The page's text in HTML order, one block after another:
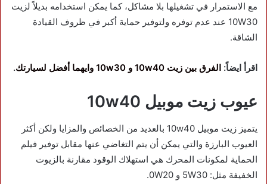
مع الاستمرار في تشغيلها بلا مشاكل، كما يمكن استخدامه بديلاً لزيت
10W30 عند عدم توفره ولتوفير حماية أكبر في ظروف القيادة
الشاقة.
اقرأ ايضاً: الفرق بين زيت 10w40 و 10w30 وايهما أفضل لسيارتك .
عيوب زيت موبيل 10w40
يتميز زيت موبيل 10w40 بالعديد من الخصائص والمزايا ولكن أكثر
العيوب البارزة والتي يمكن أن يتم التغاضي عنها مقابل توفير فيلم
الحماية لمكونات المحرك هي استهلاك الوقود مقارنة بالزيوت
الخفيفة مثل: 5W30 و 0W20.